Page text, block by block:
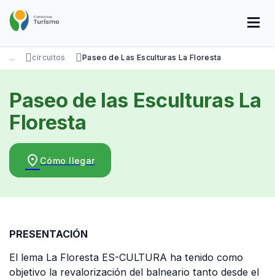
contenido
SOBRE NOSOTROS
DISFRUTÁ
VISITÁ
DATOS ÚTILES
... circuitos Paseo de Las Esculturas La Floresta
Paseo de las Esculturas La
Floresta
place Cómo llegar
PRESENTACIÓN
El lema La Floresta ES-CULTURA ha tenido como
objetivo la revalorización del balneario tanto desde el